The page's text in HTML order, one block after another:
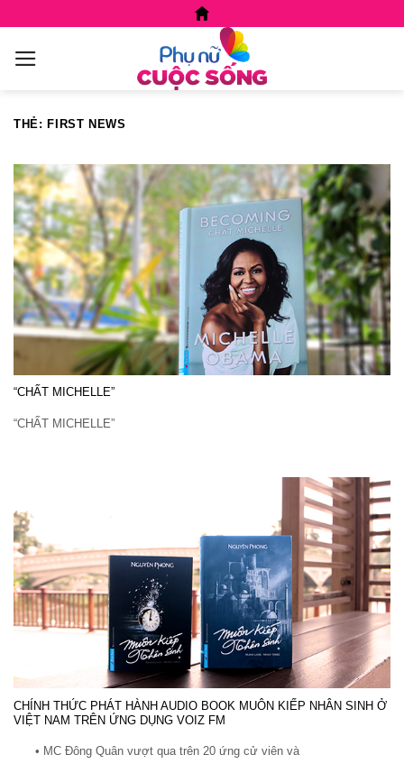
content
THẺ: FIRST NEWS
“CHẤT MICHELLE”
“CHẤT MICHELLE”
CHÍNH THỨC PHÁT HÀNH AUDIO BOOK MUÔN KIẾP NHÂN SINH Ở
VIỆT NAM TRÊN ỨNG DỤNG VOIZ FM
• MC Đông Quân vượt qua trên 20 ứng cử viên và